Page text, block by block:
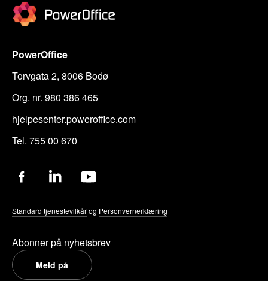
PowerOffice
Torvgata 2, 8006 Bodø
Org. nr. 980 386 465
hjelpesenter.poweroffice.com
Tel. 755 00 670
Standard tjenestevilkårog Personvernerklæring
Abonner på nyhetsbrev
Meld på